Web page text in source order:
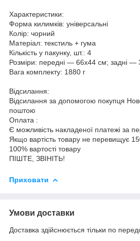
Характеристики:
Форма килимків: універсальні
Колір: чорний
Матеріал: текстиль + гума
Кількість у пакунку, шт.: 4
Розміри: передні — 66х44 см; задні —
Вага комплекту: 1880 г
Відсилання:
Відсилання за допомогою покупця
поштою
Оплата :
Є можливість накладеної платежі за
Якщо вартість товару не перевищує
100% вартості товару
ПІШТЕ, ЗВІНІТЬ!
Приховати
Умови доставки
Доставка здійснюється тільки по